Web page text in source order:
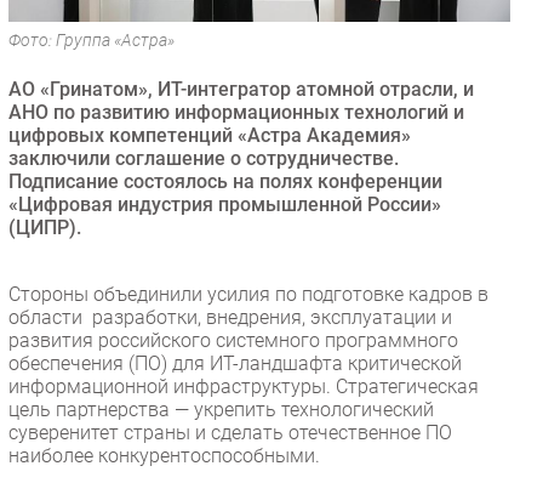
Безопасность
CIO/Управление ИТ
Гаджеты
Здоровье
РАЗДЕЛЫ
Новости
Аналитика
Интервью
Мероприятия
Проекты
IT класс
Фото: Группа «Астра»
АО «Гринатом», ИТ-интегратор атомной отрасли, и
АНО по развитию информационных технологий и
цифровых компетенций «Астра Академия»
заключили соглашение о сотрудничестве.
Подписание состоялось на полях конференции
«Цифровая индустрия промышленной России»
(ЦИПР).
Стороны объединили усилия по подготовке кадров в
области разработки, внедрения, эксплуатации и
развития российского системного программного
обеспечения (ПО) для ИТ-ландшафта критической
информационной инфраструктуры. Стратегическая
цель партнерства — укрепить технологический
суверенитет страны и сделать отечественное ПО
наиболее конкурентоспособными.